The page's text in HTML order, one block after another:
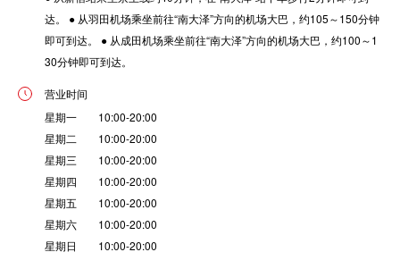
达。 ● 从羽田机场乘坐前往“南大泽”方向的机场大巴，约105～150分钟
即可到达。 ● 从成田机场乘坐前往“南大泽”方向的机场大巴，约100～1
30分钟即可到达。
营业时间
星期一 10:00-20:00
星期二 10:00-20:00
星期三 10:00-20:00
星期四 10:00-20:00
星期五 10:00-20:00
星期六 10:00-20:00
星期日 10:00-20:00